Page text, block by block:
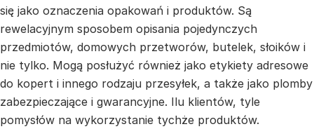
się jako oznaczenia opakowań i produktów. Są
rewelacyjnym sposobem opisania pojedynczych
przedmiotów, domowych przetworów, butelek, słoików i
nie tylko. Mogą posłużyć również jako etykiety adresowe
do kopert i innego rodzaju przesyłek, a także jako plomby
zabezpieczające i gwarancyjne. Ilu klientów, tyle
pomysłów na wykorzystanie tychże produktów.